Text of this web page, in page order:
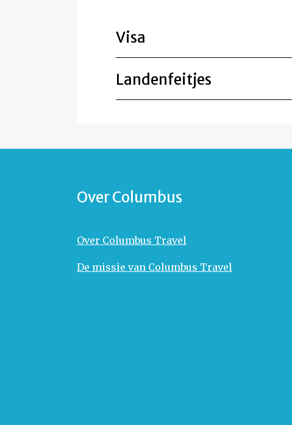
Visa
Landenfeitjes
Over Columbus
Over Columbus Travel
De missie van Columbus Travel